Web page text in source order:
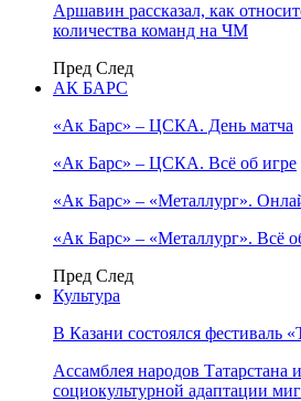
Аршавин рассказал, как
количества команд на ЧМ
Пред След
АК БАРС
«Ак Барс» – ЦСКА. День матча
«Ак Барс» – ЦСКА. Всё об игре
«Ак Барс» – «Металлург».
«Ак Барс» – «Металлург». Всё
Пред След
Культура
В Казани состоялся
Ассамблея народов Татарстана
социокультурной адаптации